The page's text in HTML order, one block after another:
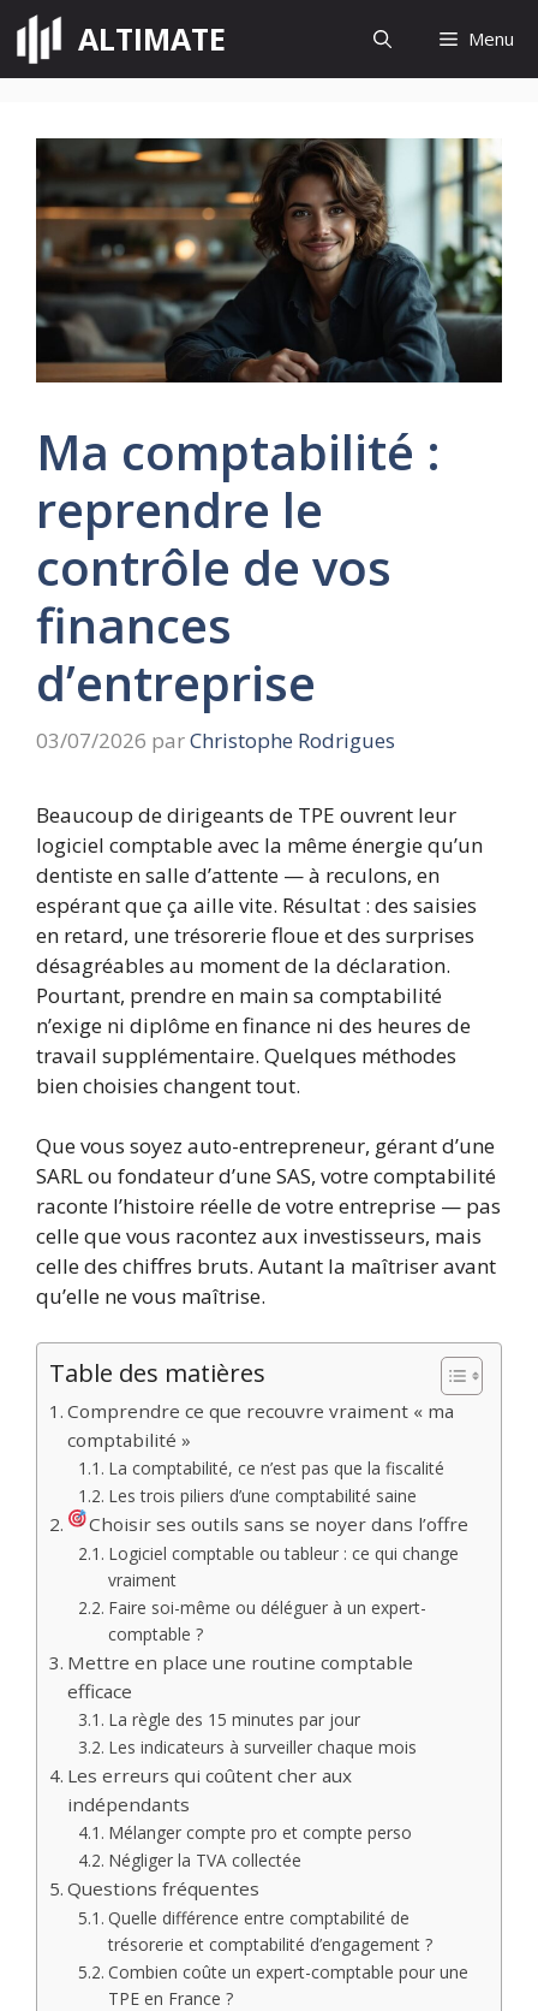
Aller
contenu
ALTIMATE Menu
Ma comptabilité :
reprendre le
contrôle de vos
finances
d’entreprise
03/07/2026 parChristophe Rodrigues
Beaucoup de dirigeants de TPE ouvrent leur
logiciel comptable avec la même énergie qu’un
dentiste en salle d’attente — à reculons, en
espérant que ça aille vite. Résultat : des saisies
en retard, une trésorerie floue et des surprises
désagréables au moment de la déclaration.
Pourtant, prendre en main sa comptabilité
n’exige ni diplôme en finance ni des heures de
travail supplémentaire. Quelques méthodes
bien choisies changent tout.
Que vous soyez auto-entrepreneur, gérant d’une
SARL ou fondateur d’une SAS, votre comptabilité
raconte l’histoire réelle de votre entreprise — pas
celle que vous racontez aux investisseurs, mais
celle des chiffres bruts. Autant la maîtriser avant
qu’elle ne vous maîtrise.
Table des matières
Comprendre ce que recouvre vraiment « ma
comptabilité »
La comptabilité, ce n’est pas que la fiscalité
Les trois piliers d’une comptabilité saine
Choisir ses outils sans se noyer dans l’offre
Logiciel comptable ou tableur : ce qui change
vraiment
Faire soi-même ou déléguer à un expert-
comptable ?
Mettre en place une routine comptable
efficace
La règle des 15 minutes par jour
Les indicateurs à surveiller chaque mois
Les erreurs qui coûtent cher aux
indépendants
Mélanger compte pro et compte perso
Négliger la TVA collectée
Questions fréquentes
Quelle différence entre comptabilité de
trésorerie et comptabilité d’engagement ?
Combien coûte un expert-comptable pour une
TPE en France ?